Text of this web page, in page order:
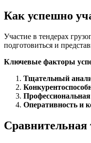
Как успешно
Участие в тендерах
подготовиться и
Ключевые факторы
Тщательный
Оперативность и
Сравнительная